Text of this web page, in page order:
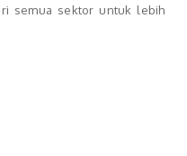
semua sektor untuk lebih